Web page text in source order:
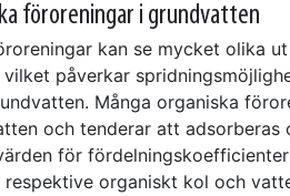
föroreningar i grundvatten
kan se mycket olika
vilket påverkar
Många organiska
och tenderar att adsorberas
för
respektive organiskt kol och